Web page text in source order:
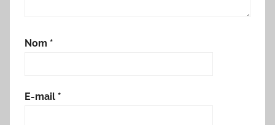
Nom *
E-mail *